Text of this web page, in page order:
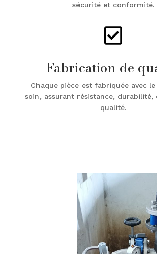
sécurité et conformité.

Fabrication de
Chaque pièce est fabriquée avec
soin, assurant résistance,
qualité.